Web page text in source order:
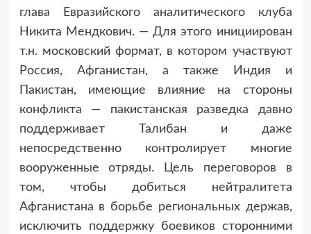
глава Евразийского аналитического клуба
Никита Мендкович. — Для этого инициирован
т.н. московский формат, в котором участвуют
Россия, Афганистан, а также Индия и
Пакистан, имеющие влияние на стороны
конфликта — пакистанская разведка давно
поддерживает Талибан и даже
непосредственно контролирует многие
вооруженные отряды. Цель переговоров в
том, чтобы добиться нейтралитета
Афганистана в борьбе региональных держав,
исключить поддержку боевиков сторонними